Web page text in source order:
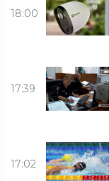
18:00
17:39
17:02